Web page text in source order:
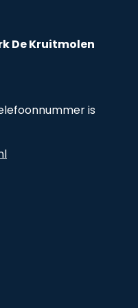
De Kruitmolen
is